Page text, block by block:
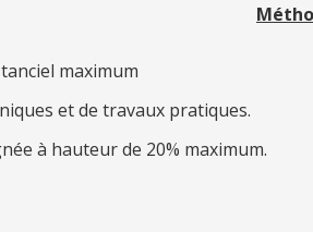
maximum
et de travaux pratiques.
à hauteur de 20% maximum.